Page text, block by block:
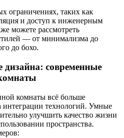
ограничениях, таких как
и доступ к инженерным
можете рассмотреть
— от минимализма до
до бохо.
дизайна: современные
комнаты всё больше
интеграции технологий. Умные
улучшить качество жизни
пространства.